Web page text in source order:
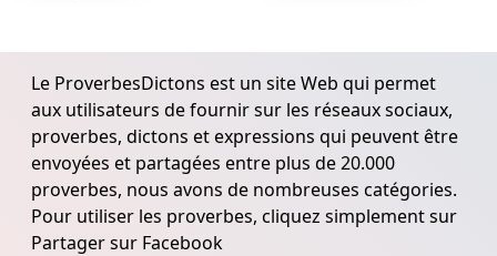
Le ProverbesDictons est un site Web qui permet
aux utilisateurs de fournir sur les réseaux sociaux,
proverbes, dictons et expressions qui peuvent être
envoyées et partagées entre plus de 20.000
proverbes, nous avons de nombreuses catégories.
Pour utiliser les proverbes, cliquez simplement sur
Partager sur Facebook